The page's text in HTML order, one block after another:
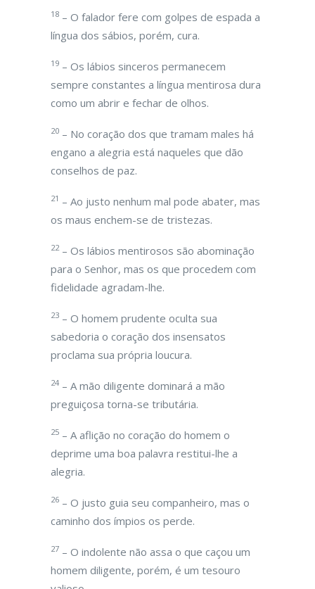
18 – O falador fere com golpes de espada a
língua dos sábios, porém, cura.
19 – Os lábios sinceros permanecem
sempre constantes a língua mentirosa dura
como um abrir e fechar de olhos.
20 – No coração dos que tramam males há
engano a alegria está naqueles que dão
conselhos de paz.
21 – Ao justo nenhum mal pode abater, mas
os maus enchem-se de tristezas.
22– Os lábios mentirosos são abominação
para o Senhor, mas os que procedem com
fidelidade agradam-lhe.
23 – O homem prudente oculta sua
sabedoria o coração dos insensatos
proclama sua própria loucura.
24 – A mão diligente dominará a mão
preguiçosa torna-se tributária.
25 – A aflição no coração do homem o
deprime uma boa palavra restitui-lhe a
alegria.
26 – O justo guia seu companheiro, mas o
caminho dos ímpios os perde.
27 – O indolente não assa o que caçou um
homem diligente, porém, é um tesouro